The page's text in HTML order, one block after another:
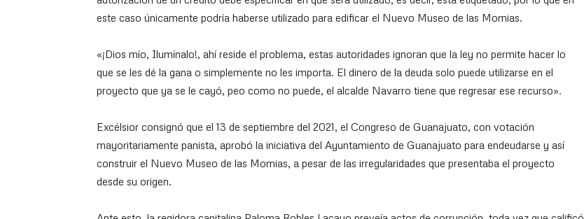
este caso únicamente podría haberse utilizado para edificar el Nuevo Museo de las Momias.
«¡Dios mío, Ilumínalo!, ahí reside el problema, estas autoridades ignoran que la ley no permite hacer lo
que se les dé la gana o simplemente no les importa. El dinero de la deuda solo puede utilizarse en el
proyecto que ya se le cayó, peo como no puede, el alcalde Navarro tiene que regresar ese recurso».
Excélsior consignó que el 13 de septiembre del 2021, el Congreso de Guanajuato, con votación
mayoritariamente panista, aprobó la iniciativa del Ayuntamiento de Guanajuato para endeudarse y así
construir el Nuevo Museo de las Momias, a pesar de las irregularidades que presentaba el proyecto
desde su origen.